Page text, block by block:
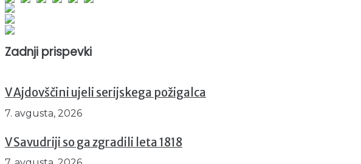
Zadnji prispevki
V Ajdovščini ujeli serijskega požigalca
7. avgusta, 2026
V Savudriji so ga zgradili leta 1818